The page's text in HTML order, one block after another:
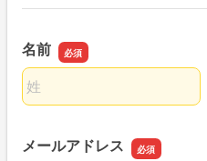
名前
名前の姓
メールアドレス